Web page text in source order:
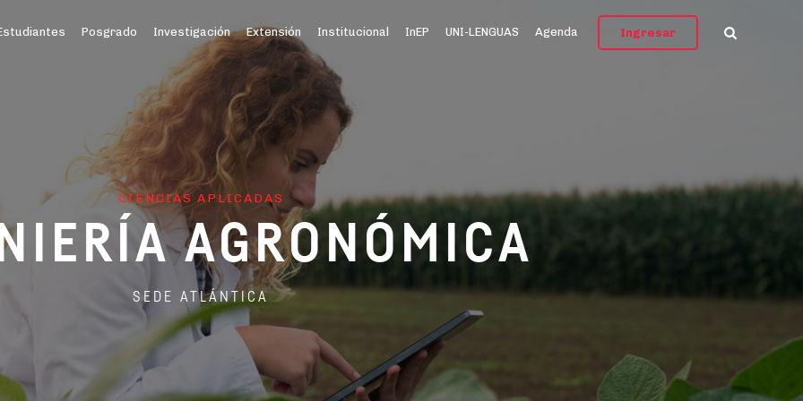
Posgrado Investigación Extensión Institucional InEP UNI-LENGUAS Agenda Ingresar
CIENCIAS APLICADAS
AGRONÓMICA
SEDE ATLÁNTICA